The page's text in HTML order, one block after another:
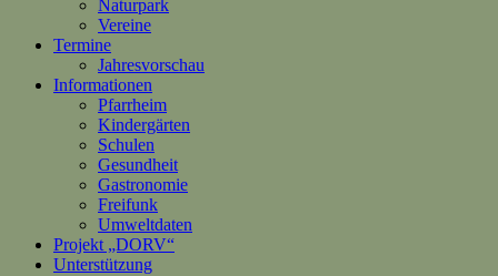
Naturpark
Vereine
Termine
Jahresvorschau
Informationen
Pfarrheim
Kindergärten
Schulen
Gesundheit
Gastronomie
Freifunk
Umweltdaten
Projekt „DORV“
Unterstützung